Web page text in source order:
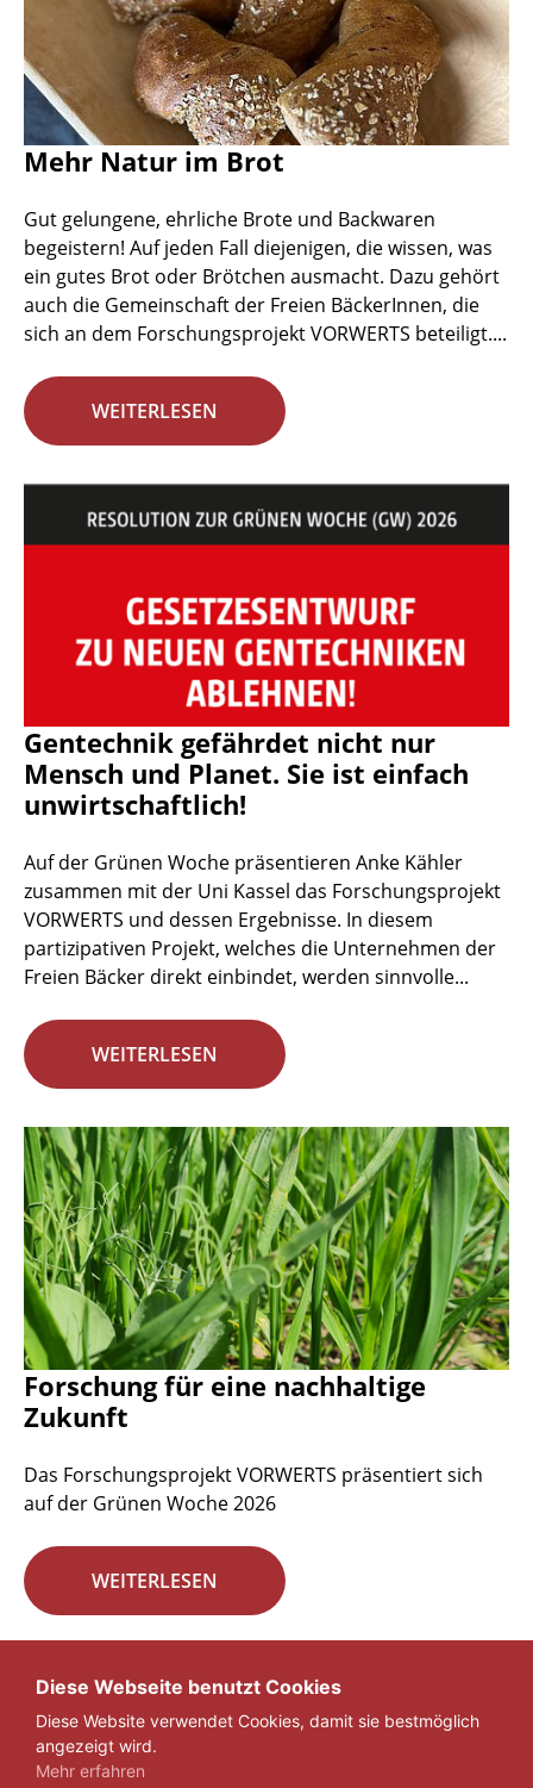
Mehr Natur im Brot
Gut gelungene, ehrliche Brote und Backwaren
begeistern! Auf jeden Fall diejenigen, die wissen, was
ein gutes Brot oder Brötchen ausmacht. Dazu gehört
auch die Gemeinschaft der Freien BäckerInnen, die
sich an dem Forschungsprojekt VORWERTS beteiligt....
WEITERLESEN
Gentechnik gefährdet nicht nur
Mensch und Planet. Sie ist einfach
unwirtschaftlich!
Auf der Grünen Woche präsentieren Anke Kähler
zusammen mit der Uni Kassel das Forschungsprojekt
VORWERTS und dessen Ergebnisse. In diesem
partizipativen Projekt, welches die Unternehmen der
Freien Bäcker direkt einbindet, werden sinnvolle...
WEITERLESEN
Forschung für eine nachhaltige
Zukunft
Das Forschungsprojekt VORWERTS präsentiert sich
auf der Grünen Woche 2026
WEITERLESEN
1 2 3 ... 29 »
Diese Webseite benutzt Cookies
Diese Website verwendet Cookies, damit sie bestmöglich
angezeigt wird.
Mehr erfahren